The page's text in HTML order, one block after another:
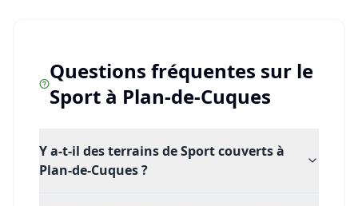
Questions fréquentes sur le
Sport à Plan-de-Cuques
Y a-t-il des terrains de Sport couverts à
Plan-de-Cuques ?